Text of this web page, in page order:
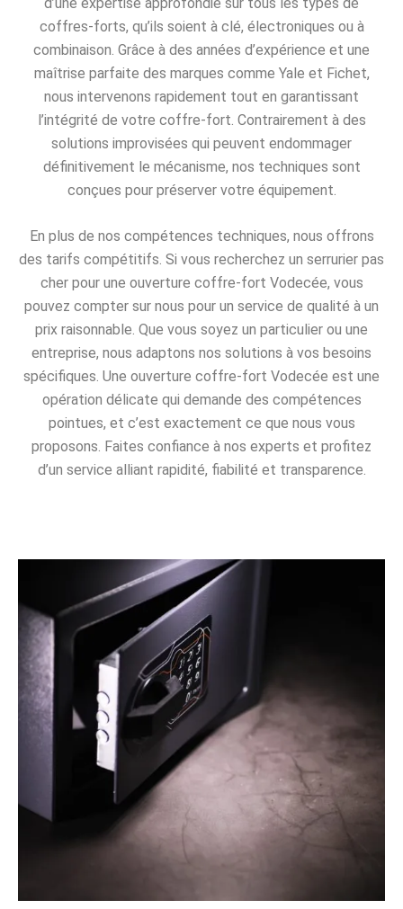
coffres-forts, qu’ils soient à clé, électroniques ou à
combinaison. Grâce à des années d’expérience et une
maîtrise parfaite des marques comme Yale et Fichet,
nous intervenons rapidement tout en garantissant
l’intégrité de votre coffre-fort. Contrairement à des
solutions improvisées qui peuvent endommager
définitivement le mécanisme, nos techniques sont
conçues pour préserver votre équipement.
En plus de nos compétences techniques, nous offrons
des tarifs compétitifs. Si vous recherchez un serrurier pas
cher pour une ouverture coffre-fort Vodecée, vous
pouvez compter sur nous pour un service de qualité à un
prix raisonnable. Que vous soyez un particulier ou une
entreprise, nous adaptons nos solutions à vos besoins
spécifiques. Une ouverture coffre-fort Vodecée est une
opération délicate qui demande des compétences
pointues, et c’est exactement ce que nous vous
proposons. Faites confiance à nos experts et profitez
d’un service alliant rapidité, fiabilité et transparence.